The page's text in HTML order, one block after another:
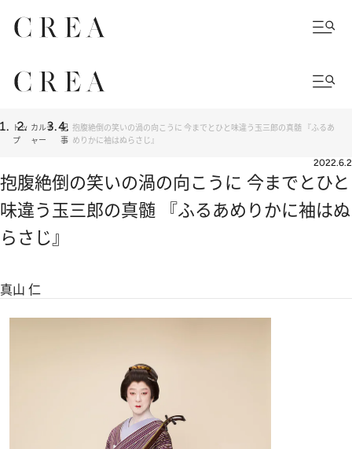
トッ
プ
カルチ
ャー
記
事
抱腹絶倒の笑いの渦の向こうに 今までとひと味違う玉三郎の真髄 『ふるあ
めりかに袖はぬらさじ』
2022.6.2
抱腹絶倒の笑いの渦の向こうに 今までとひと
味違う玉三郎の真髄 『ふるあめりかに袖はぬ
らさじ』
真山 仁